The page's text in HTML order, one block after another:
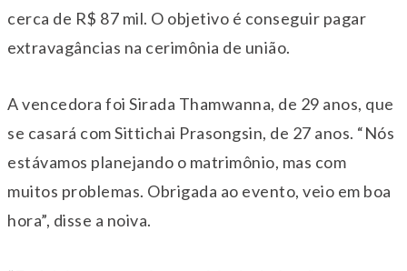
cerca de R$ 87 mil. O objetivo é conseguir pagar
extravagâncias na cerimônia de união.
A vencedora foi Sirada Thamwanna, de 29 anos, que
se casará com Sittichai Prasongsin, de 27 anos. “Nós
estávamos planejando o matrimônio, mas com
muitos problemas. Obrigada ao evento, veio em boa
hora”, disse a noiva.